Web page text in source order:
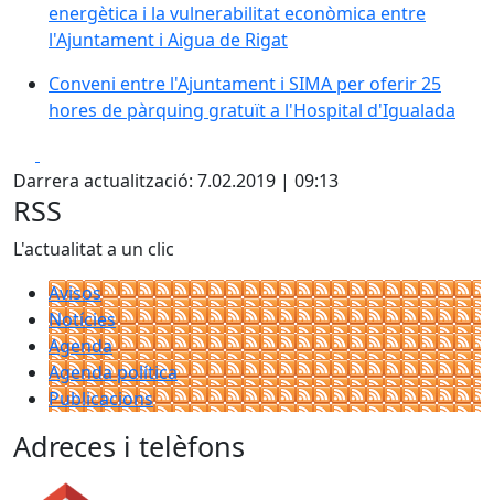
energètica i la vulnerabilitat econòmica entre
l'Ajuntament i Aigua de Rigat
Conveni entre l'Ajuntament i SIMA per oferir 25
hores de pàrquing gratuït a l'Hospital d'Igualada
Darrera actualització: 7.02.2019 | 09:13
RSS
L'actualitat a un clic
Avisos
Notícies
Agenda
Agenda política
Publicacions
Adreces i telèfons